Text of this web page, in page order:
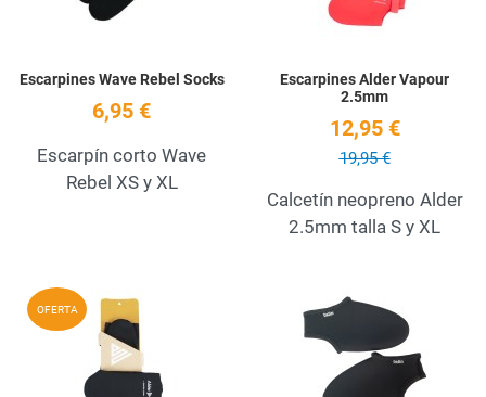
Escarpines Wave Rebel Socks
6,95 €
Escarpín corto Wave
Rebel XS y XL
Escarpines Alder Vapour
2.5mm
12,95 €
19,95 €
Calcetín neopreno Alder
2.5mm talla S y XL
OFERTA Add to Wishlist
Quick View